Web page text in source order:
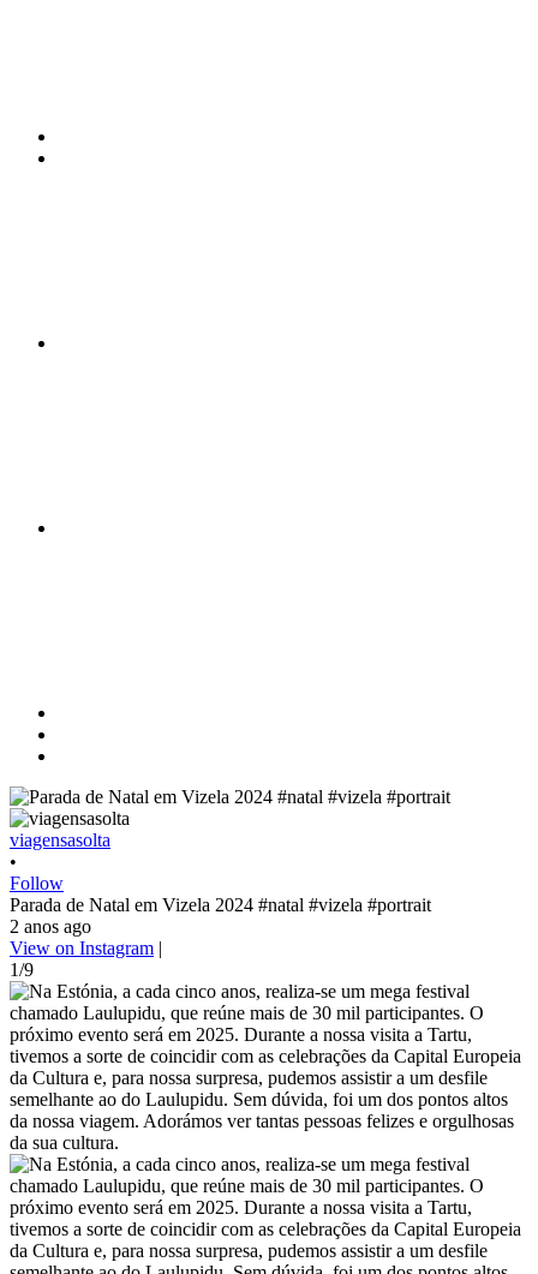
viagensasolta
•
Follow
Parada de Natal em Vizela 2024 #natal #vizela #portrait
2 anos ago
View on Instagram |
1/9